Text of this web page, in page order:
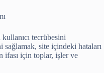
tecrübesini
site içindeki hataları
ifası için toplar, işler ve